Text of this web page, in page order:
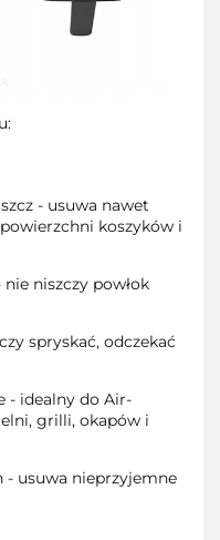
- usuwa nawet
koszyków i
niszczy powłok
spryskać, odczekać
- idealny do Air-
grilli, okapów i
- usuwa nieprzyjemne